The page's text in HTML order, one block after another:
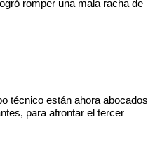
romper una mala racha de
técnico están ahora abocados
para afrontar el tercer